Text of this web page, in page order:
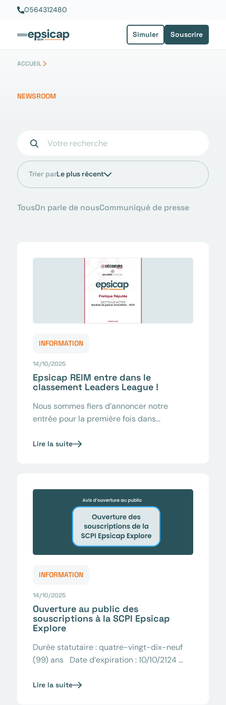
0564312480
Simuler Souscrire
ACCUEIL
NEWSROOM
TousOn parle de nousCommuniqué de presse
Trier parLe plus récent
INFORMATION
14/10/2025
Epsicap REIM entre dans le
classement Leaders League !
Nous sommes fiers d’annoncer notre
entrée pour la première fois dans…
Lire la suite
INFORMATION
14/10/2025
Ouverture au public des
souscriptions à la SCPI Epsicap
Explore
Durée statutaire : quatre-vingt-dix-neuf
(99) ans Date d’expiration : 10/10/2124 …
Lire la suite